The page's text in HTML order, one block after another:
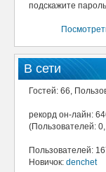
подскажите
В сети
Гостей: 66,
рекорд он-лайн:
(Пользователей:
Пользователей:
Новичок: denchet